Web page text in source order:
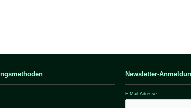
Newsletter-
E-Mail-Adresse: